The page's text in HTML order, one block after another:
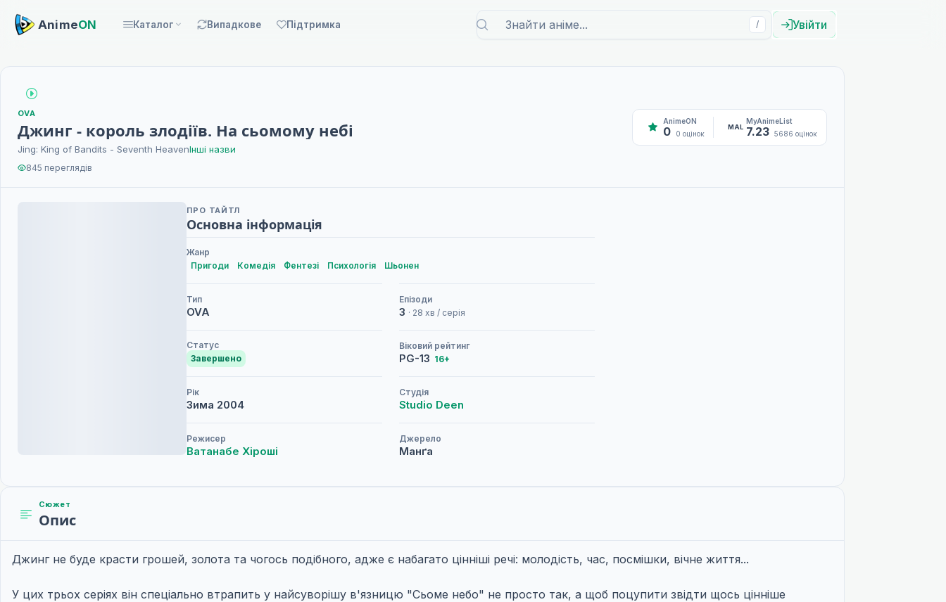
AnimeON Каталог Випадкове Підтримка / Увійти
OVA
Джинг - король злодіїв. На сьомому небі
Jing: King of Bandits - Seventh HeavenІнші назви
845 переглядів
AnimeON
0 0 оцінок
MAL
MyAnimeList
7.23 5686 оцінок
ПРО ТАЙТЛ
Основна інформація
Жанр
Пригоди
Комедія Фентезі Психологія Шьонен
Тип
OVA
Епізоди
3 · 28 хв / серія
Статус
Завершено
Віковий рейтинг
PG-13 16+
Рік
Зима 2004
Студія
Studio Deen
Режисер
Ватанабе Хіроші
Джерело
Манґа
Сюжет
Опис
Джинг не буде красти грошей, золота та чогось подібного, адже є набагато цінніші речі: молодість, час, посмішки, вічне життя...
У цих трьох серіях він спеціально втрапить у найсуворішу в'язницю "Сьоме небо" не просто так, а щоб поцупити звідти щось цінніше